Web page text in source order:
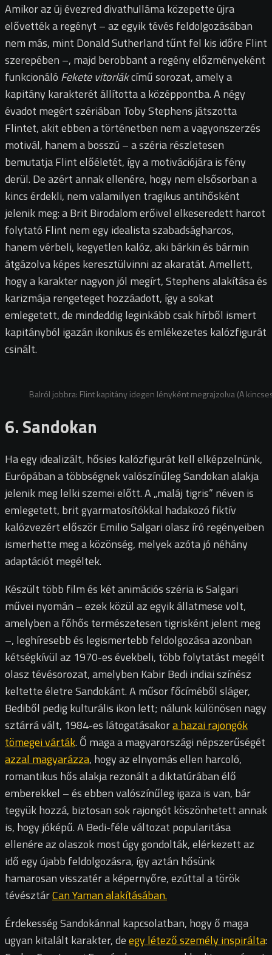
Amikor az új évezred divathulláma közepette újra
elővették a regényt – az egyik tévés feldolgozásában
nem más, mint Donald Sutherland tűnt fel kis időre Flint
szerepében –, majd berobbant a regény előzményeként
funkcionáló Fekete vitorlákcímű sorozat, amely a
kapitány karakterét állította a középpontba. A négy
évadot megért szériában Toby Stephens játszotta
Flintet, akit ebben a történetben nem a vagyonszerzés
motivál, hanem a bosszú – a széria részletesen
bemutatja Flint előéletét, így a motivációjára is fény
derül. De azért annak ellenére, hogy nem elsősorban a
kincs érdekli, nem valamilyen tragikus antihősként
jelenik meg: a Brit Birodalom erőivel elkeseredett harcot
folytató Flint nem egy idealista szabadságharcos,
hanem vérbeli, kegyetlen kalóz, aki bárkin és bármin
átgázolva képes keresztülvinni az akaratát. Amellett,
hogy a karakter nagyon jól megírt, Stephens alakítása és
karizmája rengeteget hozzáadott, így a sokat
emlegetett, de mindeddig leginkább csak hírből ismert
kapitányból igazán ikonikus és emlékezetes kalózfigurát
csinált.
Balról jobbra: Flint kapitány idegen lényként megrajzolva (A
6. Sandokan
Ha egy idealizált, hősies kalózfigurát kell elképzelnünk,
Európában a többségnek valószínűleg Sandokan alakja
jelenik meg lelki szemei előtt. A „maláj tigris” néven is
emlegetett, brit gyarmatosítókkal hadakozó fiktív
kalózvezért először Emilio Salgari olasz író regényeiben
ismerhette meg a közönség, melyek azóta jó néhány
adaptációt megéltek.
Készült több film és két animációs széria is Salgari
művei nyomán – ezek közül az egyik állatmese volt,
amelyben a főhős természetesen tigrisként jelent meg
–, leghíresebb és legismertebb feldolgozása azonban
kétségkívül az 1970-es évekbeli, több folytatást megélt
olasz tévésorozat, amelyben Kabir Bedi indiai színész
keltette életre Sandokánt. A műsor főcíméből sláger,
Bediből pedig kulturális ikon lett; nálunk különösen nagy
sztárrá vált, 1984-es látogatásakora hazai rajongók
tömegei várták. Ő maga a magyarországi népszerűségét
azzal magyarázza, hogy az elnyomás ellen harcoló,
romantikus hős alakja rezonált a diktatúrában élő
emberekkel – és ebben valószínűleg igaza is van, bár
tegyük hozzá, biztosan sok rajongót köszönhetett annak
is, hogy jóképű. A Bedi-féle változat popularitása
ellenére az olaszok most úgy gondolták, elérkezett az
idő egy újabb feldolgozásra, így aztán hősünk
hamarosan visszatér a képernyőre, ezúttal a török
tévésztárCan Yaman alakításában.
Érdekesség Sandokánnal kapcsolatban, hogy ő maga
ugyan kitalált karakter, deegy létező személy inspirálta: